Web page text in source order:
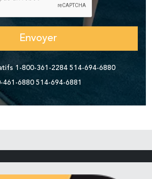
Envoyer
1-800-361-2284 514-694-6880
461-6880 514-694-6881